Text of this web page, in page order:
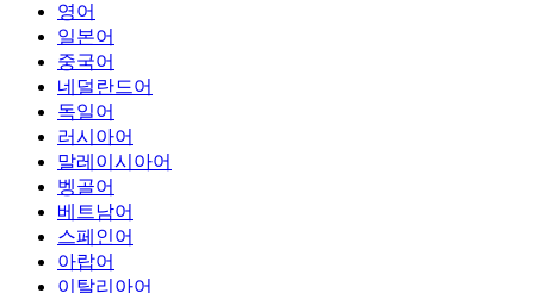
영어
일본어
중국어
네덜란드어
독일어
러시아어
말레이시아어
벵골어
베트남어
스페인어
아랍어
이탈리아어